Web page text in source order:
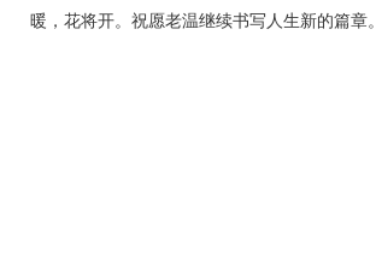
暖，花将开。祝愿老温继续书写人生新的篇章。